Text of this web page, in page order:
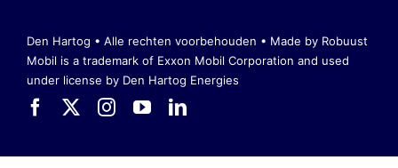
Den Hartog • Alle rechten voorbehouden • Made by Robuust
Mobil is a trademark of Exxon Mobil Corporation and used
under license by Den Hartog Energies